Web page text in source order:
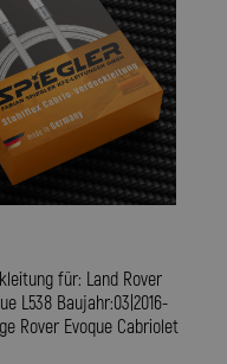
für: Land Rover
L538 Baujahr:03|2016-
Rover Evoque Cabriolet